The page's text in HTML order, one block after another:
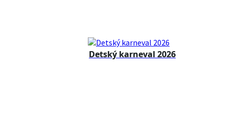
Detský karneval 2026